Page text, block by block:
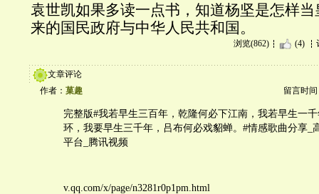
袁世凯如果多读一点书，知道杨坚是怎样
来的国民政府与中华人民共和国。
浏览(862) (4)
文章评论
作者： 菓趣 留言时间
完整版#我若早生三百年，乾隆何必下江南，我若早生一
环，我要早生三千年，吕布何必戏貂蝉。#情感歌曲分享_
平台_腾讯视频
v.qq.com/x/page/n3281r0p1pm.html